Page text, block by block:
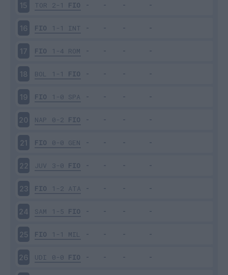
15 TOR 2-1 FIO
16 FIO 1-1 INT
17 FIO 1-4 ROM
18 BOL 1-1 FIO
19 FIO 1-0 SPA
20 NAP 0-2 FIO
21 FIO 0-0 GEN
22 JUV 3-0 FIO
23 FIO 1-2 ATA
24 SAM 1-5 FIO
25 FIO 1-1 MIL
26 UDI 0-0 FIO